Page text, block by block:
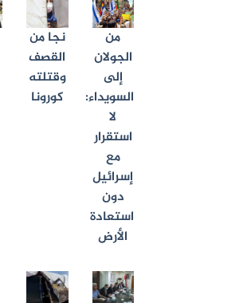
من
الجولان
إلى
السويداء:
لا
استقرار
مع
إسرائيل
دون
استعادة
الأرض
نجا من
القصف
وقتلته
كورونا